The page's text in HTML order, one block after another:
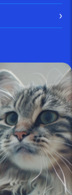
Le Dref
qui
pour
multiples